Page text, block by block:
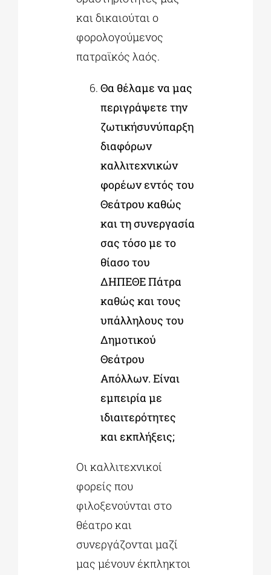
και δικαιούται ο
φορολογούμενος
πατραϊκός λαός.
Θα θέλαμε να μας
περιγράψετε την
ζωτικήσυνύπαρξη
διαφόρων
καλλιτεχνικών
φορέων εντός του
Θεάτρου καθώς
και τη συνεργασία
σας τόσο με το
θίασο του
ΔΗΠΕΘΕ Πάτρα
καθώς και τους
υπάλληλους του
Δημοτικού
Θεάτρου
Απόλλων. Είναι
εμπειρία με
ιδιαιτερότητες
και εκπλήξεις;
Οι καλλιτεχνικοί
φορείς που
φιλοξενούνται στο
θέατρο και
συνεργάζονται μαζί
μας μένουν έκπληκτοι